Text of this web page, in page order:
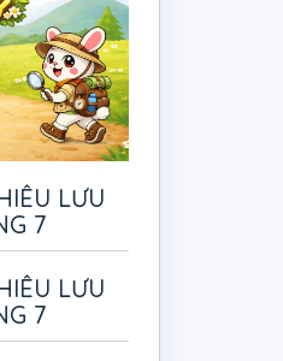
LƯU
7
LƯU
7